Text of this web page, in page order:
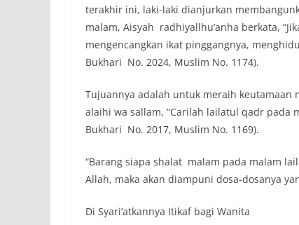
terakhir ini, laki-laki dianjurkan
malam, Aisyah radhiyallhu’anha berkata,
mengencangkan ikat pinggangnya,
Bukhari No. 2024, Muslim No. 1174).
Tujuannya adalah untuk meraih keutamaan
alaihi wa sallam, “Carilah lailatul qadr pada
Bukhari No. 2017, Muslim No. 1169).
“Barang siapa shalat malam pada malam
Allah, maka akan diampuni dosa-dosanya
Di Syari’atkannya Itikaf bagi Wanita